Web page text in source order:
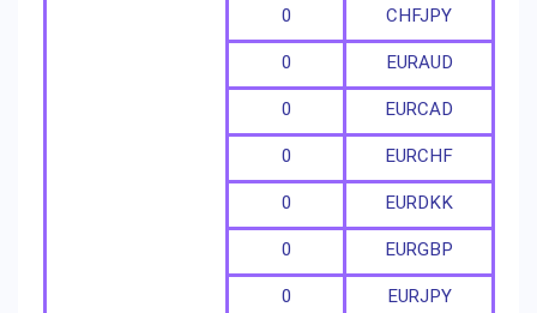
CHFJPY
0
EURAUD
0
EURCAD
0
EURCHF
0
EURDKK
0
EURGBP
0
EURJPY
0